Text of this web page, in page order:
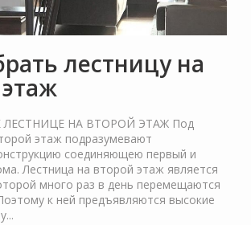
лестницу на
ЛЕСТНИЦЕ НА ВТОРОЙ ЭТАЖ Под
этаж подразумевают
соединяющею первый и
Лестница на второй этаж является
много раз в день перемещаются
к ней предъявляются высокие